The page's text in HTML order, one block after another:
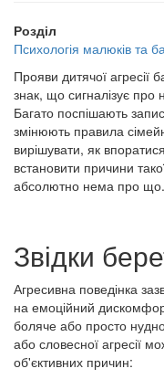
Розділ
Психологія малюків та
Прояви дитячої агресії
знак, що сигналізує про
Багато поспішають
змінюють правила
вирішувати, як
встановити причини
абсолютно нема про що.
Звідки
Агресивна поведінка
на емоційний
боляче або просто
або словесної агресії
об'єктивних причин: